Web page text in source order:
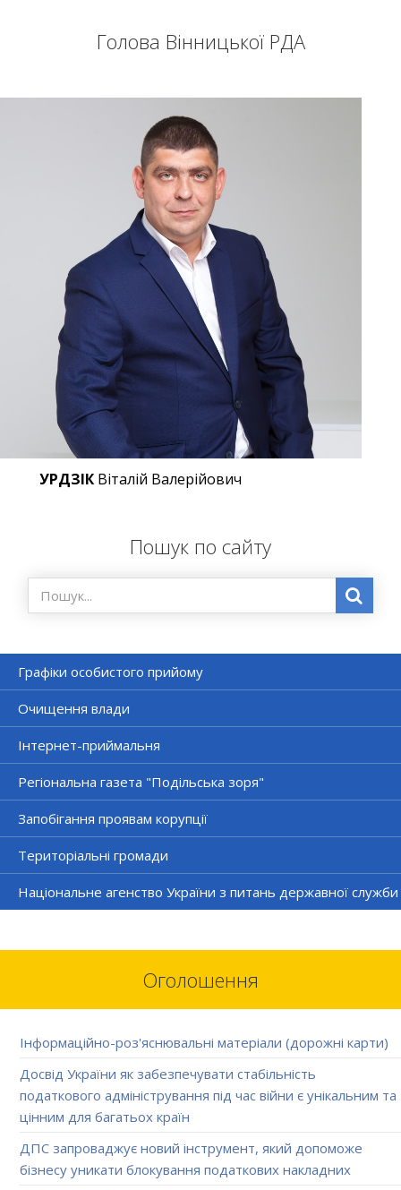
Голова Вінницької РДА
УРДЗІК Віталій Валерійович
Пошук по сайту
Графіки особистого прийому
Очищення влади
Інтернет-приймальня
Регіональна газета "Подільська зоря"
Запобігання проявам корупції
Територіальні громади
Національне агенство України з питань державної служби
Оголошення
Інформаційно-роз'яснювальні матеріали (дорожні карти)
Досвід України як забезпечувати стабільність
податкового адміністрування під час війни є унікальним та
цінним для багатьох країн
ДПС запроваджує новий інструмент, який допоможе
бізнесу уникати блокування податкових накладних